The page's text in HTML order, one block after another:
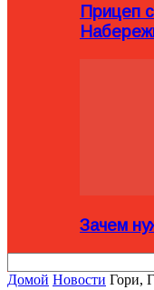
Прицеп
Зачем
Домой Новости Гори,